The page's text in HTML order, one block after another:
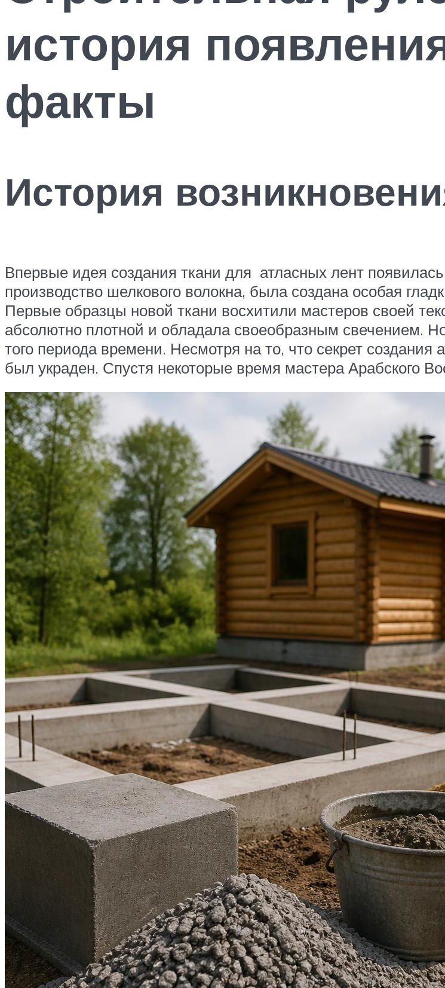
история
факты
История
Впервые идея создания ткани для атласных лент
производство шелкового волокна, была создана особая
Первые образцы новой ткани восхитили мастеров своей
абсолютно плотной и обладала своеобразным свечением.
того периода времени. Несмотря на то, что секрет
был украден. Спустя некоторые время мастера Арабского